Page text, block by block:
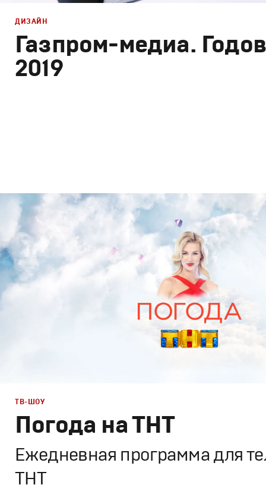
Газпром-медиа.
2019
Дизайн
Графический дизайн
ДИЗАЙН
Погода на ТНТ
Ежедневная программа для
ТНТ
ТВ-ШОУ